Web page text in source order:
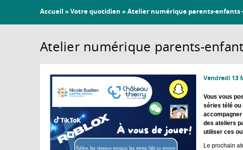
Vous
êtes
Accueil »Votre quotidien » Atelier numérique parents-enfants
Atelier numérique parents-
Vendredi 13
Vous vous
séries télé ou
des ateliers
utiliser ces
Le prochain